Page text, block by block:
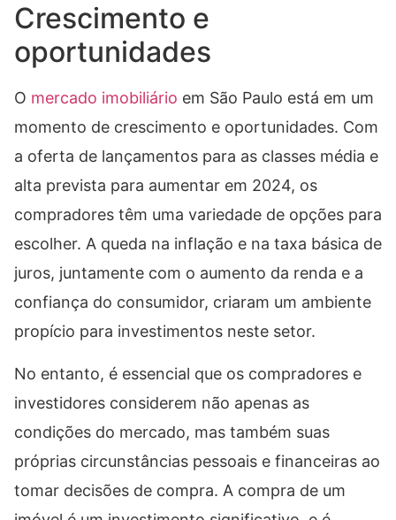
Crescimento e
oportunidades
O mercado imobiliário em São Paulo está em um
momento de crescimento e oportunidades. Com
a oferta de lançamentos para as classes média e
alta prevista para aumentar em 2024, os
compradores têm uma variedade de opções para
escolher. A queda na inflação e na taxa básica de
juros, juntamente com o aumento da renda e a
confiança do consumidor, criaram um ambiente
propício para investimentos neste setor.
No entanto, é essencial que os compradores e
investidores considerem não apenas as
condições do mercado, mas também suas
próprias circunstâncias pessoais e financeiras ao
tomar decisões de compra. A compra de um